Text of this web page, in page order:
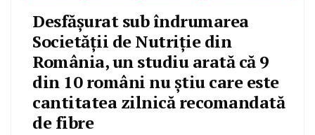
Desfășurat sub îndrumarea
Societății de Nutriție din
România, un studiu arată că 9
din 10 români nu știu care este
cantitatea zilnică recomandată
de fibre